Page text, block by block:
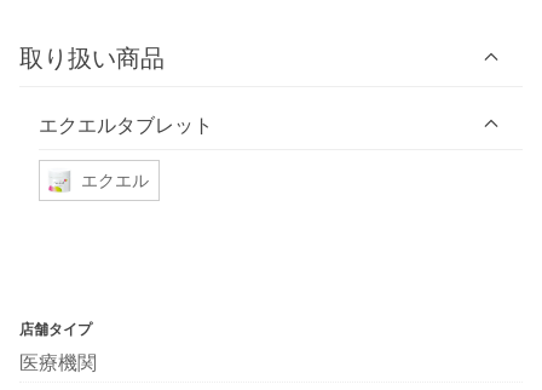
取り扱い商品
エクエルタブレット
エクエル
店舗タイプ
医療機関